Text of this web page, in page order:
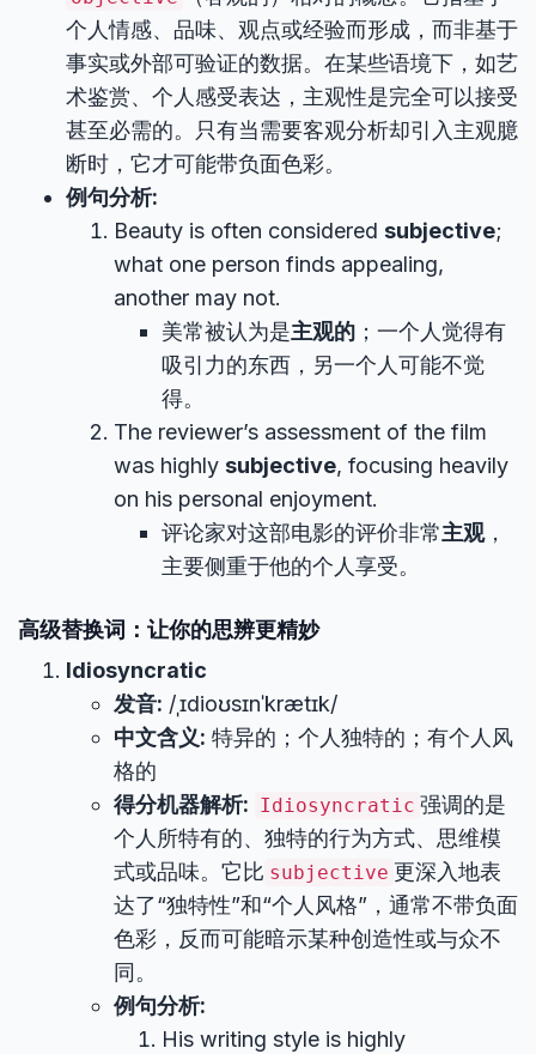
个人情感、品味、观点或经验而形成，而非基于
事实或外部可验证的数据。在某些语境下，如艺
术鉴赏、个人感受表达，主观性是完全可以接受
甚至必需的。只有当需要客观分析却引入主观臆
断时，它才可能带负面色彩。
例句分析:
Beauty is often considered subjective;
what one person finds appealing,
another may not.
美常被认为是主观的 ；一个人觉得有
吸引力的东西，另一个人可能不觉
得。
The reviewer’s assessment of the film
was highly subjective, focusing heavily
on his personal enjoyment.
评论家对这部电影的评价非常主观，
主要侧重于他的个人享受。
高级替换词：让你的思辨更精妙
Idiosyncratic
发音: /ˌɪdioʊsɪnˈkrætɪk/
中文含义: 特异的；个人独特的；有个人风
格的
得分机器解析: Idiosyncratic 强调的是
个人所特有的、独特的行为方式、思维模
式或品味。它比 subjective 更深入地表
达了“独特性”和“个人风格”，通常不带负面
色彩，反而可能暗示某种创造性或与众不
同。
例句分析:
His writing style is highly